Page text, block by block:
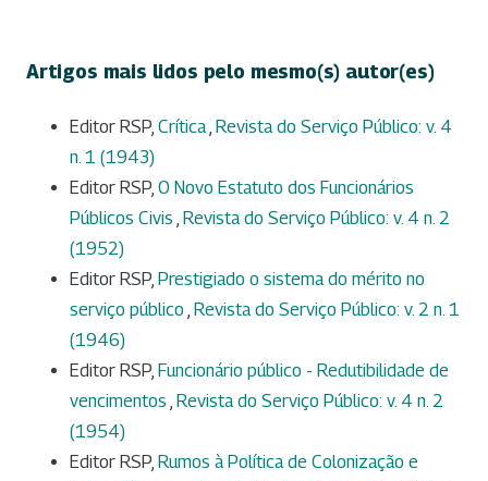
Artigos mais lidos pelo mesmo(s) autor(es)
Editor RSP, Crítica, Revista do Serviço Público: v. 4
n. 1 (1943)
Editor RSP, O Novo Estatuto dos Funcionários
Públicos Civis , Revista do Serviço Público: v. 4 n. 2
(1952)
Editor RSP, Prestigiado o sistema do mérito no
serviço público , Revista do Serviço Público: v. 2 n. 1
(1946)
Editor RSP, Funcionário público - Redutibilidade de
vencimentos , Revista do Serviço Público: v. 4 n. 2
(1954)
Editor RSP, Rumos à Política de Colonização e